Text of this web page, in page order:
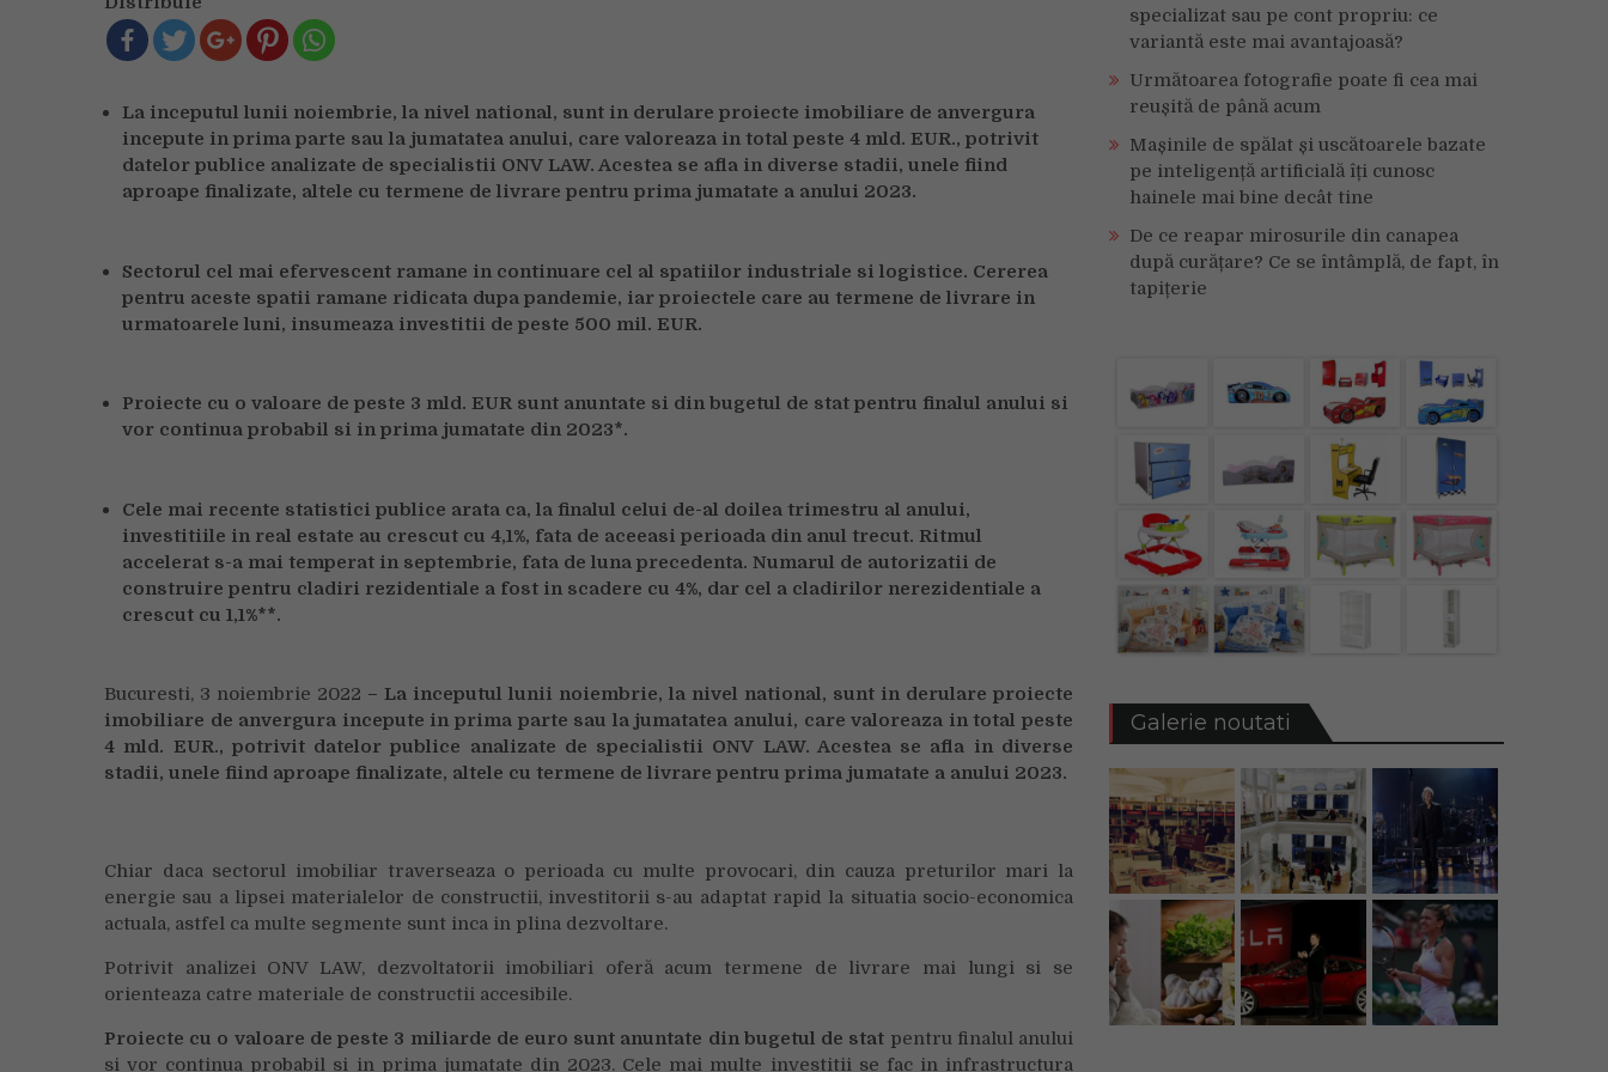
sectorul
Real
Estate
in
jumatate
din
la
La inceputul lunii noiembrie, la nivel national, sunt in derulare proiecte imobiliare de anvergura
incepute in prima parte sau la jumatatea anului, care valoreaza in total peste 4 mld. EUR., potrivit
datelor publice analizate de specialistii ONV LAW. Acestea se afla in diverse stadii, unele fiind
aproape finalizate, altele cu termene de livrare pentru prima jumatate a anului 2023.
Sectorul cel mai efervescent ramane in continuare cel al spatiilor industriale si logistice. Cererea
pentru aceste spatii ramane ridicata dupa pandemie, iar proiectele care au termene de livrare in
urmatoarele luni, insumeaza investitii de peste 500 mil. EUR.
Proiecte cu o valoare de peste 3 mld. EUR sunt anuntate si din bugetul de stat pentru finalul anului si
vor continua probabil si in prima jumatate din 2023*.
Cele mai recente statistici publice arata ca, la finalul celui de-al doilea trimestru al anului,
investitiile in real estate au crescut cu 4,1%, fata de aceeasi perioada din anul trecut. Ritmul
accelerat s-a mai temperat in septembrie, fata de luna precedenta. Numarul de autorizatii de
construire pentru cladiri rezidentiale a fost in scadere cu 4%, dar cel a cladirilor nerezidentiale a
crescut cu 1,1%**.
Bucuresti, 3 noiembrie 2022 – La inceputul lunii noiembrie, la nivel national, sunt in derulare proiecte
imobiliare de anvergura incepute in prima parte sau la jumatatea anului, care valoreaza in total peste
4 mld. EUR., potrivit datelor publice analizate de specialistii ONV LAW. Acestea se afla in diverse
stadii, unele fiind aproape finalizate, altele cu termene de livrare pentru prima jumatate a anului 2023.
Chiar daca sectorul imobiliar traverseaza o perioada cu multe provocari, din cauza preturilor mari la
energie sau a lipsei materialelor de constructii, investitorii s-au adaptat rapid la situatia socio-economica
actuala, astfel ca multe segmente sunt inca in plina dezvoltare.
Potrivit analizei ONV LAW, dezvoltatorii imobiliari oferă acum termene de livrare mai lungi si se
orienteaza catre materiale de constructii accesibile.
Proiecte cu o valoare de peste 3 miliarde de euro sunt anuntate din bugetul de stat pentru finalul anului
si vor continua probabil si in prima jumatate din 2023. Cele mai multe investitii se fac in infrastructura
specializat sau pe cont propriu: ce
variantă este mai avantajoasă?
Următoarea fotografie poate fi cea mai
reușită de până acum
Mașinile de spălat și uscătoarele bazate
pe inteligență artificială îți cunosc
hainele mai bine decât tine
De ce reapar mirosurile din canapea
după curățare? Ce se întâmplă, de fapt, în
tapițerie
Galerie noutati